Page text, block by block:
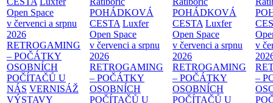
Open Space
v červenci a srpnu
2026
RETROGAMING
– POČÁTKY
OSOBNÍCH
POČÍTAČŮ U
NÁS VERNISÁŽ
VÝSTAVY
POHÁDKOVÁ
CESTA Luxfer
Open Space
v červenci a srpnu
2026
RETROGAMING
– POČÁTKY
OSOBNÍCH
POČÍTAČŮ U
POHÁDKOVÁ
CESTA Luxfer
Open Space
v červenci a srpnu
2026
RETROGAMING
– POČÁTKY
OSOBNÍCH
POČÍTAČŮ U
v
–